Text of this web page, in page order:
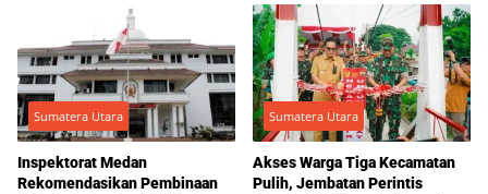
Sumatera Utara
Inspektorat Medan
Rekomendasikan Pembinaan
Sumatera Utara
Akses Warga Tiga Kecamatan
Pulih, Jembatan Perintis